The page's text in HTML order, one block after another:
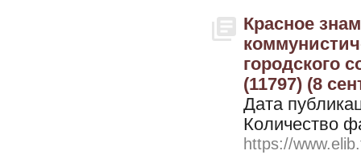
Красное
городского
(11797) (8
Дата
Количество
https://